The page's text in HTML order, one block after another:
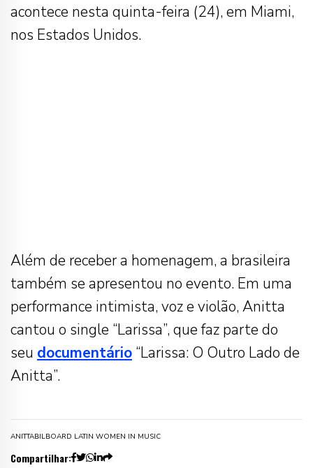
acontece nesta quinta-feira (24), em Miami,
nos Estados Unidos.
Além de receber a homenagem, a brasileira
também se apresentou no evento. Em uma
performance intimista, voz e violão, Anitta
cantou o single “Larissa”, que faz parte do
seu documentário “Larissa: O Outro Lado de
Anitta”.
ANITTABILBOARD LATIN WOMEN IN MUSIC
Compartilhar: